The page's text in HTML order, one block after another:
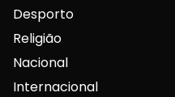
Desporto
Religião
Nacional
Internacional